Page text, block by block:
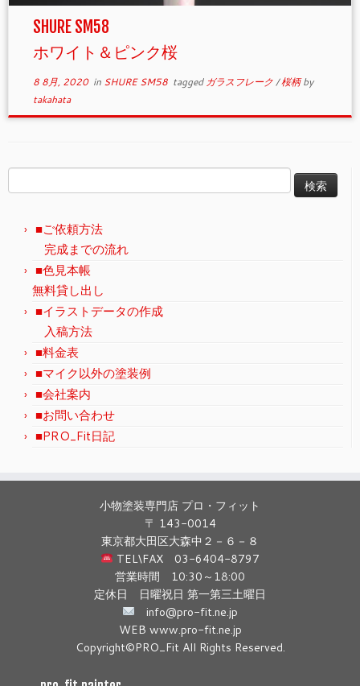
SHURE SM58
ホワイト＆ピンク桜
8 8月, 2020in SHURE SM58 tagged ガラスフレーク/桜柄by
takahata
索:
■ご依頼方法
完成までの流れ
■色見本帳
無料貸し出し
■イラストデータの作成
入稿方法
■料金表
■マイク以外の塗装例
■会社案内
■お問い合わせ
■PRO_Fit日記
小物塗装専門店 プロ・フィット
〒 143-0014
東京都大田区大森中２－６－８
TEL\FAX 03-6404-8797
営業時間 10:30～18:00
定休日 日曜祝日 第一第三土曜日
info@pro-fit.ne.jp
WEB www.pro-fit.ne.jp
Copyright©PRO_Fit All Rights Reserved.